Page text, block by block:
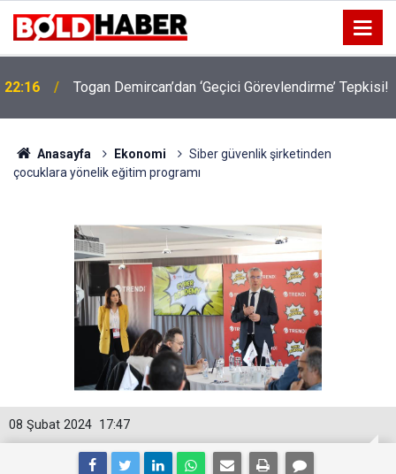
19:32 Sıcak Havalarda Ödem Şikayetini Hafife Almayın!
Anasayfa Ekonomi
Siber güvenlik şirketinden
çocuklara yönelik eğitim programı
17:47
08 Şubat 2024